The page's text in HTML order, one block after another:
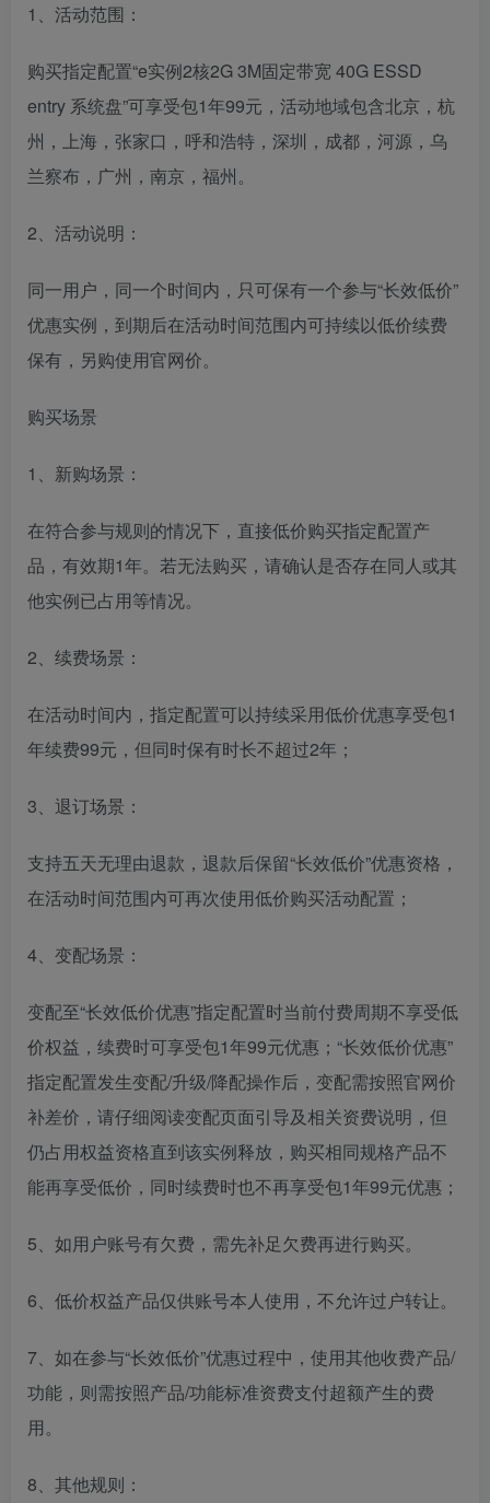
1、活动范围：
购买指定配置“e实例2核2G 3M固定带宽 40G ESSD
entry 系统盘”可享受包1年99元，活动地域包含北京，杭
州，上海，张家口，呼和浩特，深圳，成都，河源，乌
兰察布，广州，南京，福州。
2、活动说明：
同一用户，同一个时间内，只可保有一个参与“长效低价”
优惠实例，到期后在活动时间范围内可持续以低价续费
保有，另购使用官网价。
购买场景
1、新购场景：
在符合参与规则的情况下，直接低价购买指定配置产
品，有效期1年。若无法购买，请确认是否存在同人或其
他实例已占用等情况。
2、续费场景：
在活动时间内，指定配置可以持续采用低价优惠享受包1
年续费99元，但同时保有时长不超过2年；
3、退订场景：
支持五天无理由退款，退款后保留“长效低价”优惠资格，
在活动时间范围内可再次使用低价购买活动配置；
4、变配场景：
变配至“长效低价优惠”指定配置时当前付费周期不享受低
价权益，续费时可享受包1年99元优惠；“长效低价优惠”
指定配置发生变配/升级/降配操作后，变配需按照官网价
补差价，请仔细阅读变配页面引导及相关资费说明，但
仍占用权益资格直到该实例释放，购买相同规格产品不
能再享受低价，同时续费时也不再享受包1年99元优惠；
5、如用户账号有欠费，需先补足欠费再进行购买。
6、低价权益产品仅供账号本人使用，不允许过户转让。
7、如在参与“长效低价”优惠过程中，使用其他收费产品/
功能，则需按照产品/功能标准资费支付超额产生的费
用。
8、其他规则：